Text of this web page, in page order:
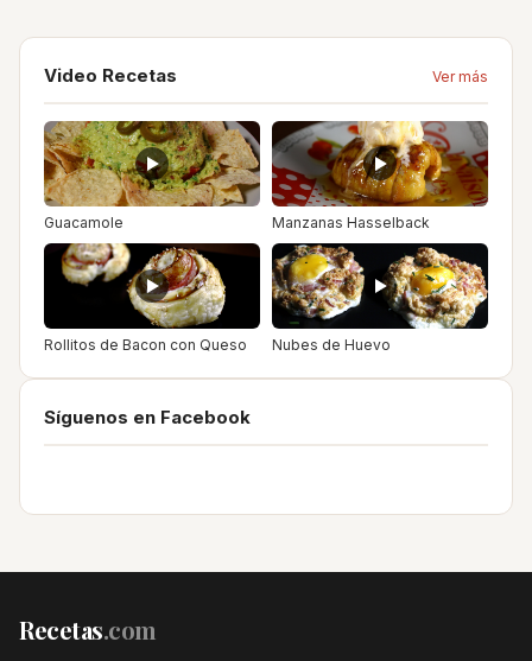
Video Recetas Ver más
Guacamole Manzanas Hasselback
Rollitos de Bacon con Queso Nubes de Huevo
Síguenos en Facebook
Recetas.com